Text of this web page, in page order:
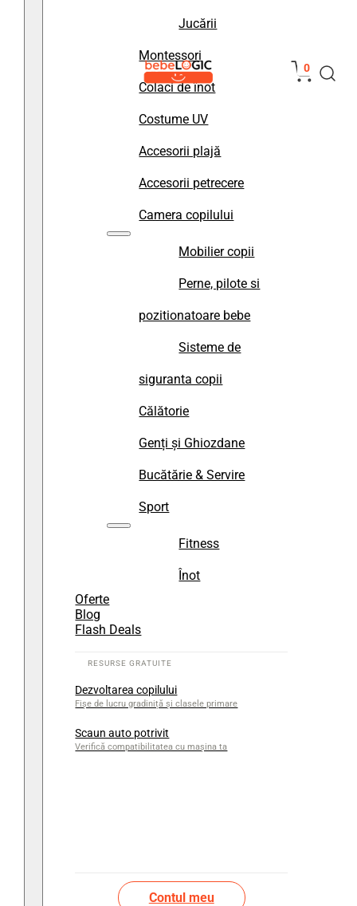
Jucării
Montessori
Colaci de înot
Costume UV
Accesorii plajă
Accesorii petrecere
Camera copilului
Mobilier copii
Perne, pilote si
pozitionatoare bebe
Sisteme de
siguranta copii
Călătorie
Genți și Ghiozdane
Bucătărie & Servire
Sport
Fitness
Înot
Oferte
Blog
Flash Deals
Dezvoltarea copilului
Fișe de lucru gradiniță și clasele primare
Scaun auto potrivit
Verifică compatibilitatea cu mașina ta
Contul meu
0